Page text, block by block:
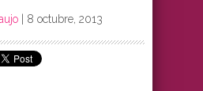
| 8 octubre, 2013